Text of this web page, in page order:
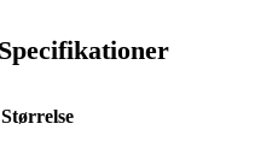
Størrelse